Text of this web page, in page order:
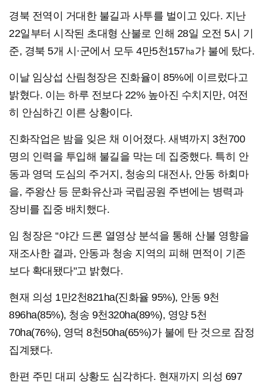
경북 전역이 거대한 불길과 사투를 벌이고 있다. 지난
22일부터 시작된 초대형 산불로 인해 28일 오전 5시 기
준, 경북 5개 시·군에서 모두 4만5천157㏊가 불에 탔다.
이날 임상섭 산림청장은 진화율이 85%에 이르렀다고
밝혔다. 이는 하루 전보다 22% 높아진 수치지만, 여전
히 안심하긴 이른 상황이다.
진화작업은 밤을 잊은 채 이어졌다. 새벽까지 3천700
명의 인력을 투입해 불길을 막는 데 집중했다. 특히 안
동과 영덕 도심의 주거지, 청송의 대전사, 안동 하회마
을, 주왕산 등 문화유산과 국립공원 주변에는 병력과
장비를 집중 배치했다.
임 청장은 “야간 드론 열영상 분석을 통해 산불 영향을
재조사한 결과, 안동과 청송 지역의 피해 면적이 기존
보다 확대됐다"고 밝혔다.
현재 의성 1만2천821ha(진화율 95%), 안동 9천
896ha(85%), 청송 9천320ha(89%), 영양 5천
70ha(76%), 영덕 8천50ha(65%)가 불에 탄 것으로 잠정
집계됐다.
한편 주민 대피 상황도 심각하다. 현재까지 의성 697